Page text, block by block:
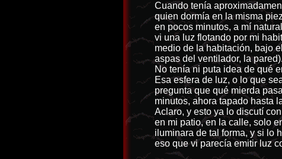
Cuando tenía
quien dormía en la misma
en pocos minutos, a mí
vi una luz flotando por mi
medio de la habitación, bajo
aspas del ventilador, la pared).
No tenía ni puta idea de qué
Esa esfera de luz, o lo que
pregunta que qué mierda
minutos, ahora tapado hasta
Aclaro, y esto ya lo discutí
en mi patio, en la calle, solo
iluminara de tal forma, y si lo
eso que vi parecía emitir luz